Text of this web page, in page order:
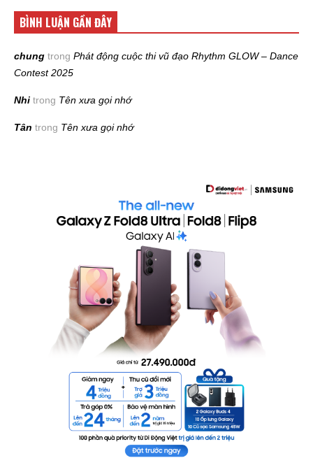
BÌNH LUẬN GẦN ĐÂY
chung trong Phát động cuộc thi vũ đạo Rhythm GLOW – Dance
Contest 2025
Nhi trong Tên xưa gọi nhớ
Tân trong Tên xưa gọi nhớ